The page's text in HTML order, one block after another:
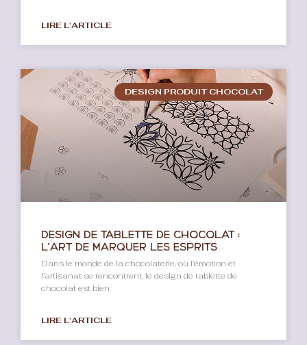
LIRE L'ARTICLE
DESIGN PRODUIT CHOCOLAT
Design de tablette de chocolat :
l’art de marquer les esprits
Dans le monde de la chocolaterie, où l’émotion et
l’artisanat se rencontrent, le design de tablette de
chocolat est bien
LIRE L'ARTICLE